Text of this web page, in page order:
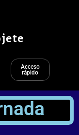
Acceso
rápido